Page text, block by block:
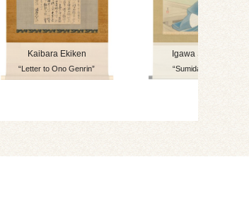
Kaibara Ekiken
“Letter to Ono Genrin”
Igawa Sengai
“Sumida River”